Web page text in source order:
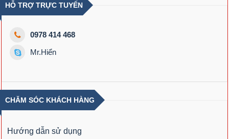
HỖ TRỢ TRỰC TUYẾN
0978 414 468
Mr.Hiển
CHĂM SÓC KHÁCH HÀNG
Hướng dẫn sử dụng